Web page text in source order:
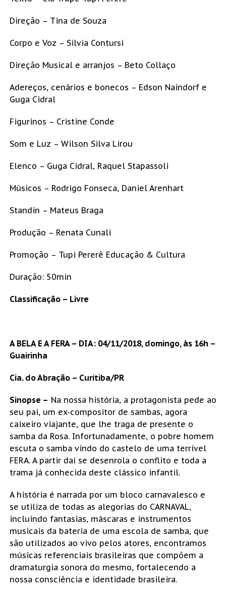
Direção – Tina de Souza
Corpo e Voz – Silvia Contursi
Direção Musical e arranjos – Beto Collaço
Adereços, cenários e bonecos – Edson Naindorf e
Guga Cidral
Figurinos – Cristine Conde
Som e Luz – Wilson Silva Lirou
Elenco – Guga Cidral, Raquel Stapassoli
Músicos – Rodrigo Fonseca, Daniel Arenhart
Standin – Mateus Braga
Produção – Renata Cunali
Promoção – Tupi Pererê Educação & Cultura
Duração: 50min
Classificação – Livre
A BELA E A FERA – DIA: 04/11/2018, domingo, às 16h –
Guairinha
Cia. do Abração – Curitiba/PR
Sinopse – Na nossa história, a protagonista pede ao
seu pai, um ex-compositor de sambas, agora
caixeiro viajante, que lhe traga de presente o
samba da Rosa. Infortunadamente, o pobre homem
escuta o samba vindo do castelo de uma terrível
FERA. A partir daí se desenrola o conflito e toda a
trama já conhecida deste clássico infantil.
A história é narrada por um bloco carnavalesco e
se utiliza de todas as alegorias do CARNAVAL,
incluindo fantasias, máscaras e instrumentos
musicais da bateria de uma escola de samba, que
são utilizados ao vivo pelos atores, encontramos
músicas referenciais brasileiras que compõem a
dramaturgia sonora do mesmo, fortalecendo a
nossa consciência e identidade brasileira.